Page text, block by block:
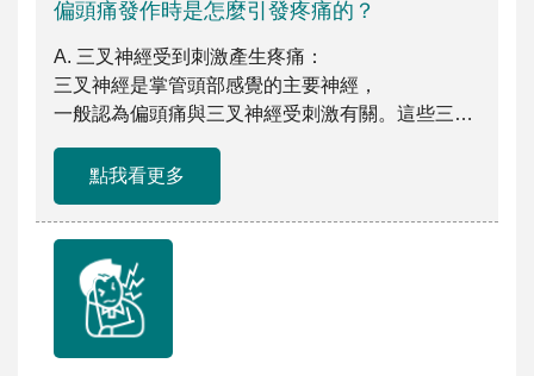
偏頭痛發作時是怎麼引發疼痛的？
A. 三叉神經受到刺激產生疼痛：
三叉神經是掌管頭部感覺的主要神經，
一般認為偏頭痛與三叉神經受刺激有關。這些三
點我看更多